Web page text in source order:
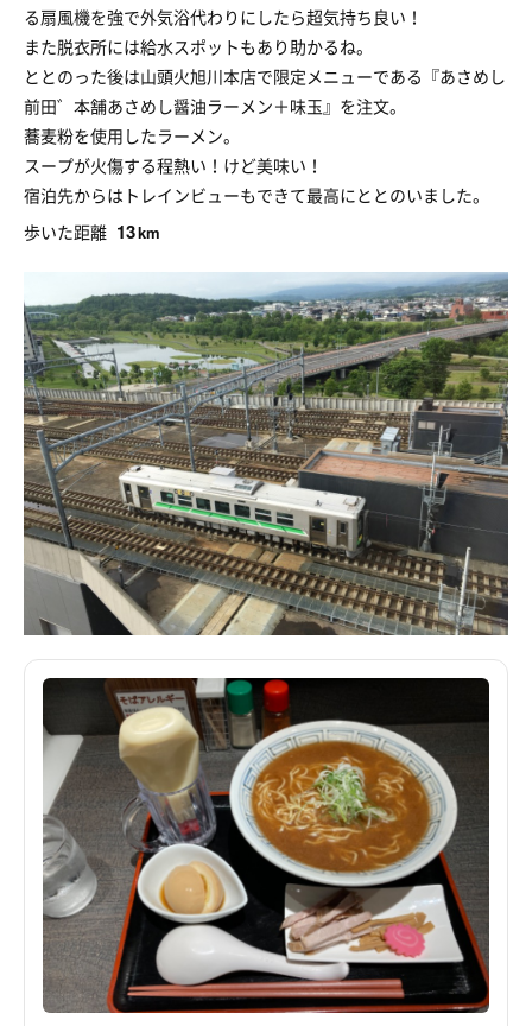
る扇風機を強で外気浴代わりにしたら超気持ち良い！
また脱衣所には給水スポットもあり助かるね。
ととのった後は山頭火旭川本店で限定メニューである『あさめし
前田゛本舗あさめし醤油ラーメン＋味玉』を注文。
蕎麦粉を使用したラーメン。
スープが火傷する程熱い！けど美味い！
宿泊先からはトレインビューもできて最高にととのいました。
歩いた距離 13km